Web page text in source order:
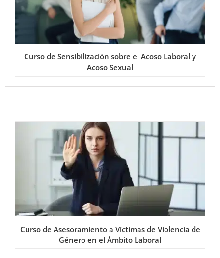
Curso de Sensibilización sobre el Acoso Laboral y
Acoso Sexual
Curso de Asesoramiento a Víctimas de Violencia de
Género en el Ámbito Laboral